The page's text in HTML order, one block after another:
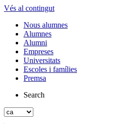
Vés al contingut
Nous alumnes
Alumnes
Alumni
Empreses
Universitats
Escoles i famílies
Premsa
Search